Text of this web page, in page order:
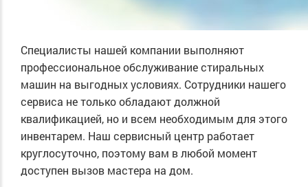
Специалисты нашей компании выполняют
профессиональное обслуживание стиральных
машин на выгодных условиях. Сотрудники нашего
сервиса не только обладают должной
квалификацией, но и всем необходимым для этого
инвентарем. Наш сервисный центр работает
круглосуточно, поэтому вам в любой момент
доступен вызов мастера на дом.